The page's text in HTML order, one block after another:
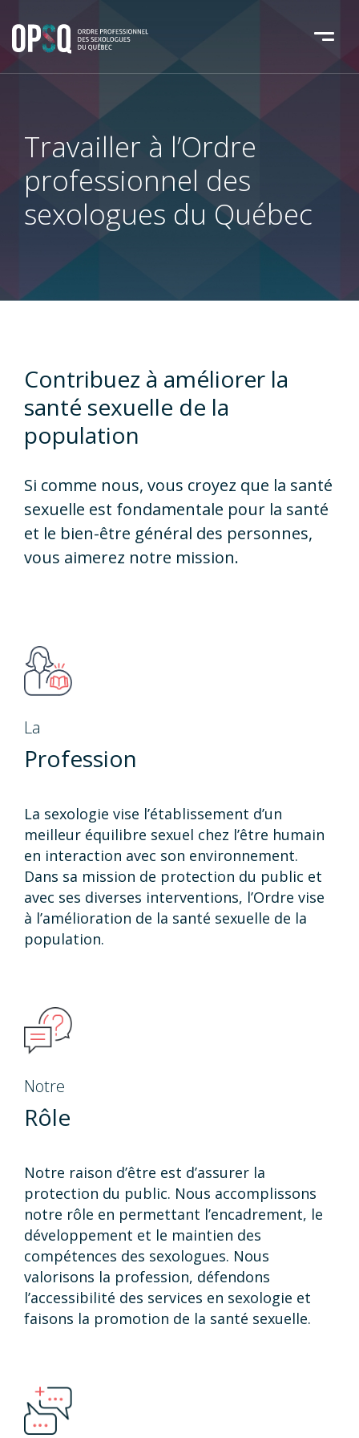
Travailler à l’Ordre
professionnel des
sexologues du Québec
Contribuez à améliorer la
santé sexuelle de la
population
Si comme nous, vous croyez que la santé
sexuelle est fondamentale pour la santé
et le bien-être général des personnes,
vous aimerez notre mission.
La
Profession
La sexologie vise l’établissement d’un
meilleur équilibre sexuel chez l’être humain
en interaction avec son environnement.
Dans sa mission de protection du public et
avec ses diverses interventions, l’Ordre vise
à l’amélioration de la santé sexuelle de la
population.
Notre
Rôle
Notre raison d’être est d’assurer la
protection du public. Nous accomplissons
notre rôle en permettant l’encadrement, le
développement et le maintien des
compétences des sexologues. Nous
valorisons la profession, défendons
l’accessibilité des services en sexologie et
faisons la promotion de la santé sexuelle.